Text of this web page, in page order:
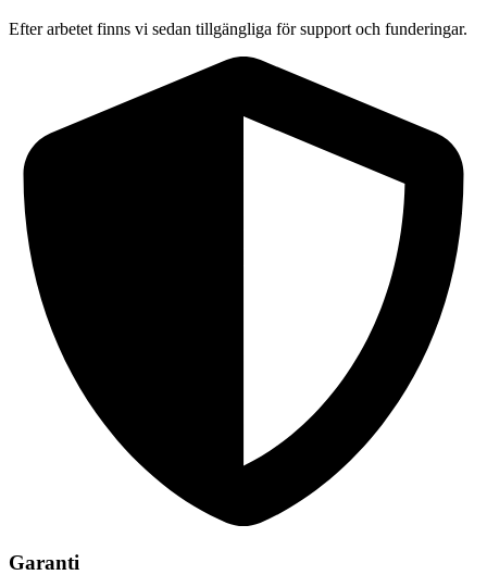
Efter arbetet finns vi sedan tillgängliga för support och funderingar.
Garanti